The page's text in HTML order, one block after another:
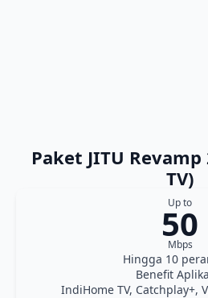
Paket JITU
TV)
Up to
50
Mbps
Hingga 10
Benefit
IndiHome TV, Catchplay+,